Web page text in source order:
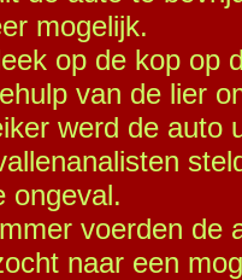
mogelijk.
op de kop op
van de lier
werd de auto
ongeval.
voerden de
naar een